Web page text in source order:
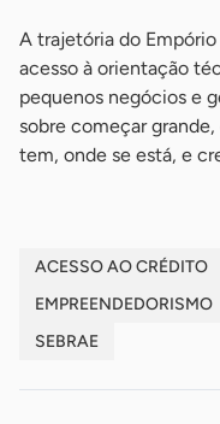
A trajetória do
acesso à orientação
pequenos negócios e
sobre começar
tem, onde se está, e
ACESSO AO CRÉDITO
EMPREENDEDORISMO
SEBRAE